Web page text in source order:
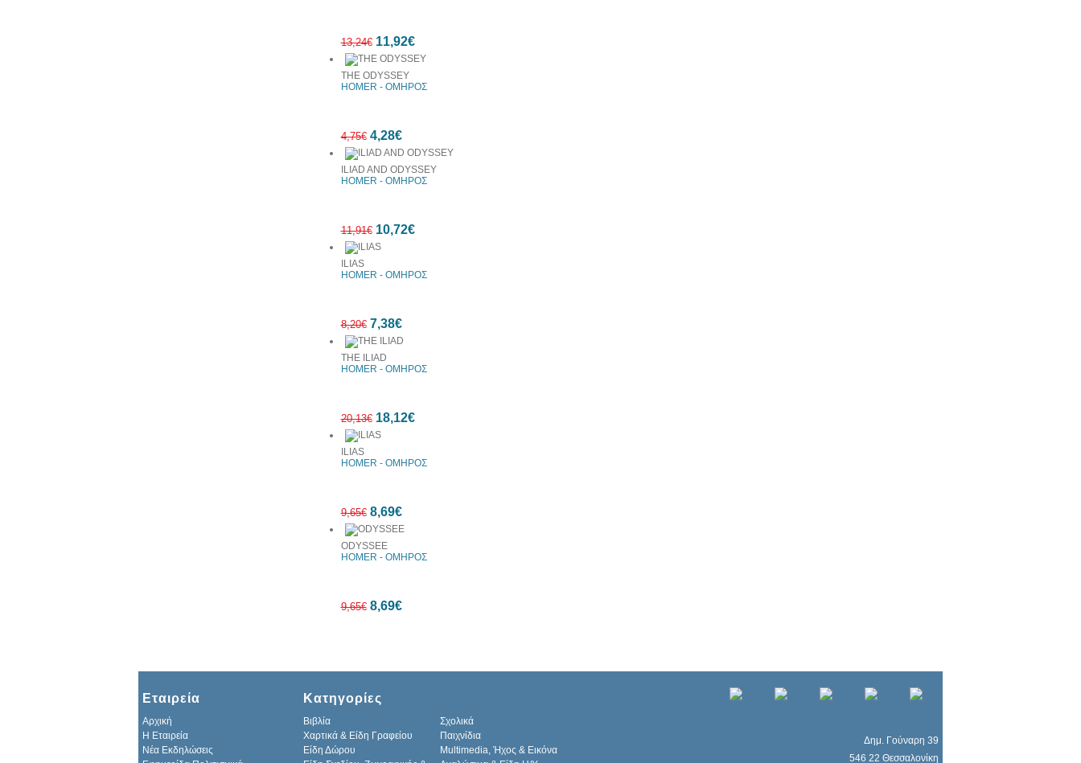
13,24€ 11,92€
THE ODYSSEY
HOMER - ΟΜΗΡΟΣ
4,75€ 4,28€
ILIAD AND ODYSSEY
HOMER - ΟΜΗΡΟΣ
11,91€ 10,72€
ILIAS
HOMER - ΟΜΗΡΟΣ
8,20€ 7,38€
THE ILIAD
HOMER - ΟΜΗΡΟΣ
20,13€ 18,12€
ILIAS
HOMER - ΟΜΗΡΟΣ
9,65€ 8,69€
ODYSSEE
HOMER - ΟΜΗΡΟΣ
9,65€ 8,69€
Εταιρεία
Αρχική
H Εταιρεία
Νέα Εκδηλώσεις
Κατηγορίες
Βιβλία
Σχολικά
Χαρτικά & Είδη Γραφείου
Παιχνίδια
Είδη Δώρου
Multimedia, Ήχος & Εικόνα
Δημ. Γούναρη 39
546 22 Θεσσαλονίκη